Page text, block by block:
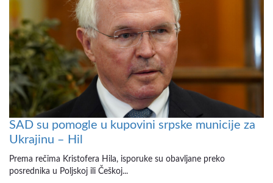
SAD su pomogle u kupovini srpske municije za
Ukrajinu – Hil
Prema rečima Kristofera Hila, isporuke su obavljane preko
posrednika u Poljskoj ili Češkoj...